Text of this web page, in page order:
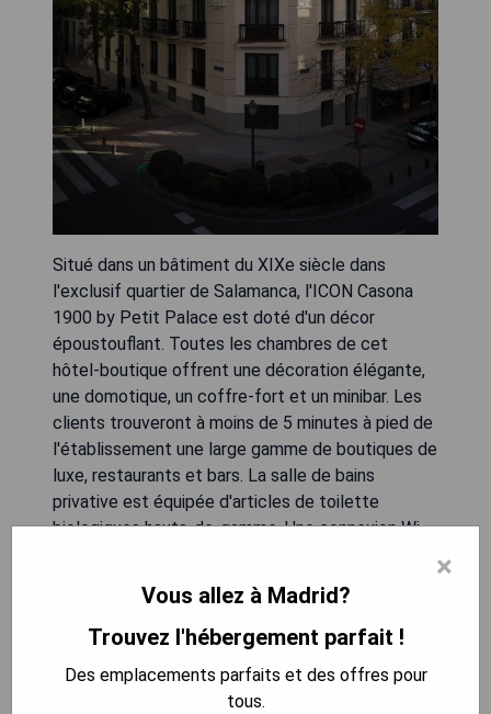
Situé dans un bâtiment du XIXe siècle dans
l'exclusif quartier de Salamanca, l'ICON Casona
1900 by Petit Palace est doté d'un décor
époustouflant. Toutes les chambres de cet
hôtel-boutique offrent une décoration élégante,
une domotique, un coffre-fort et un minibar. Les
clients trouveront à moins de 5 minutes à pied de
l'établissement une large gamme de boutiques de
luxe, restaurants et bars. La salle de bains
privative est équipée d'articles de toilette
biologiques hauts-de-gamme. Une connexion Wi-
variété de produits. Le hall et le salon proposent
un mélange des styles Art nouveau et Art déco.
terrasse sur le toit avec vue sur la ville, ainsi
×
Vous allez à Madrid?
Trouvez l'hébergement parfait !
Des emplacements parfaits et des offres pour
tous.